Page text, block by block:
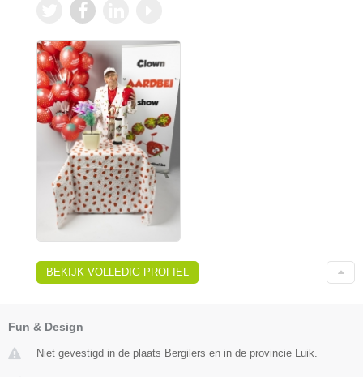
BEKIJK VOLLEDIG PROFIEL
Fun & Design
Niet gevestigd in de plaats Bergilers en in de provincie Luik.